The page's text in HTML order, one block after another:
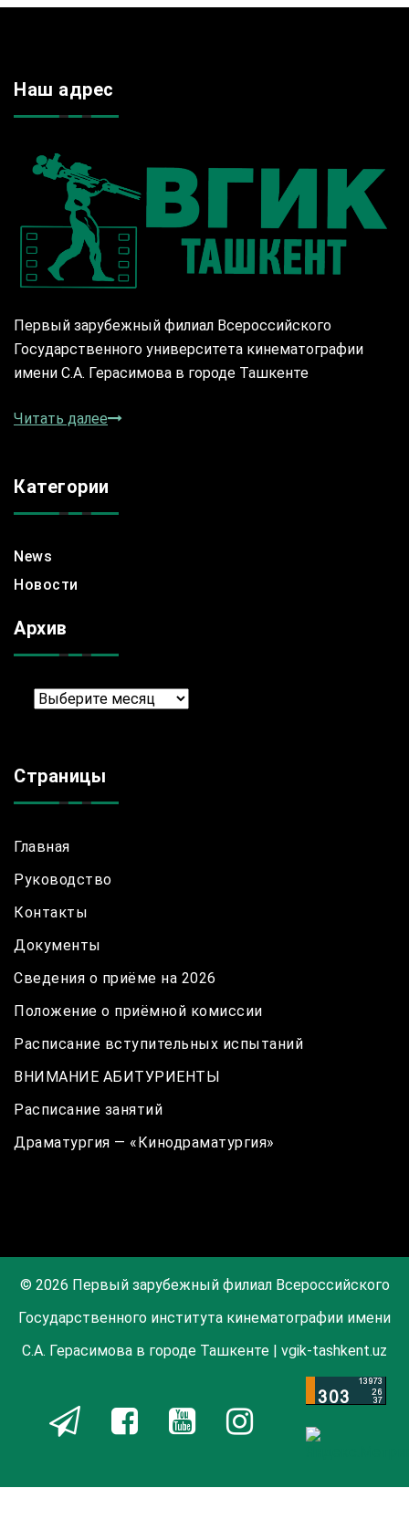
Наш адрес
Первый зарубежный филиал Всероссийского
Государственного университета кинематографии
имени С.А. Герасимова в городе Ташкенте
Читать далее
Категории
News
Новости
Архив
Архив
Страницы
Главная
Руководство
Контакты
Документы
Сведения о приёме на 2026
Положение о приёмной комиссии
Расписание вступительных испытаний
ВНИМАНИЕ АБИТУРИЕНТЫ
Расписание занятий
Драматургия — «Кинодраматургия»
© 2026 Первый зарубежный филиал Всероссийского
Государственного института кинематографии имени
С.А. Герасимова в городе Ташкенте | vgik-tashkent.uz